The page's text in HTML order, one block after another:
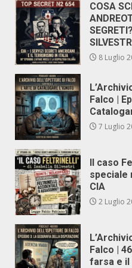
COSA
8 Luglio
Falco |
7 Luglio
Il caso
speciale
CIA
2 Luglio
Falco |
farsa e il